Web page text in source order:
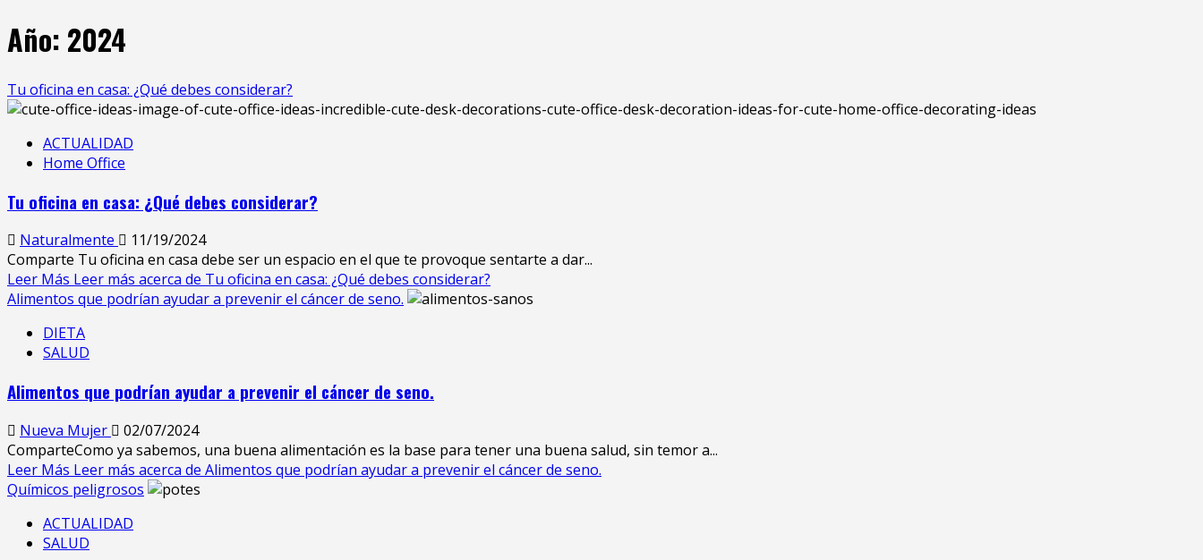
Año: 2024
Tu oficina en casa: ¿Qué debes considerar?
ACTUALIDAD
Home Office
Tu oficina en casa: ¿Qué debes considerar?
Naturalmente
11/19/2024
Comparte Tu oficina en casa debe ser un espacio en el que te provoque sentarte a dar...
Leer Más Leer más acerca de Tu oficina en casa: ¿Qué debes considerar?
Alimentos que podrían ayudar a prevenir el cáncer de seno.
DIETA
SALUD
Alimentos que podrían ayudar a prevenir el cáncer de seno.
Nueva Mujer
02/07/2024
ComparteComo ya sabemos, una buena alimentación es la base para tener una buena salud, sin temor a...
Leer Más Leer más acerca de Alimentos que podrían ayudar a prevenir el cáncer de seno.
Químicos peligrosos
ACTUALIDAD
SALUD